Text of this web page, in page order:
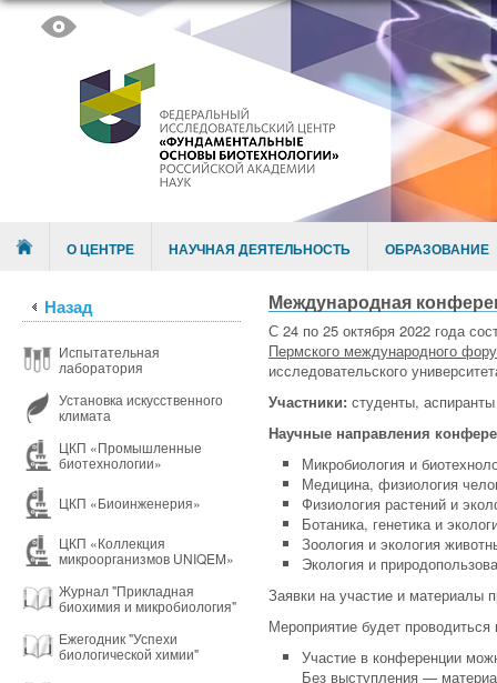
Menu О ЦЕНТРЕ НАУЧНАЯ ДЕЯТЕЛЬНОСТЬ ОБРАЗОВАНИЕ
Назад
Испытательная
лаборатория
Установка искусственного
климата
ЦКП «Промышленные
биотехнологии»
ЦКП «Биоинженерия»
ЦКП «Коллекция
микроорганизмов UNIQEM»
Журнал "Прикладная
биохимия и микробиология"
Ежегодник "Успехи
биологической химии"
Международная
С 24 по 25 октября 2022 года
Пермского международного
исследовательского
Участники: студенты,
Научные направления
Микробиология и
Медицина, физиология
Физиология растений и
Ботаника, генетика и
Зоология и экология
Экология и
Заявки на участие и материалы
Мероприятие будет
Участие в конференции
Без выступления —